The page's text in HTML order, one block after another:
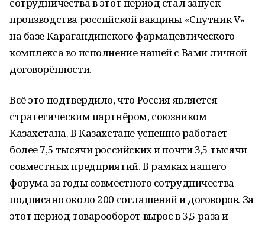
производства российской вакцины «Спутник V»
на базе Карагандинского фармацевтического
комплекса во исполнение нашей с Вами личной
договорённости.
Всё это подтвердило, что Россия является
стратегическим партнёром, союзником
Казахстана. В Казахстане успешно работает
более 7,5 тысячи российских и почти 3,5 тысячи
совместных предприятий. В рамках нашего
форума за годы совместного сотрудничества
подписано около 200 соглашений и договоров. За
этот период товарооборот вырос в 3,5 раза и